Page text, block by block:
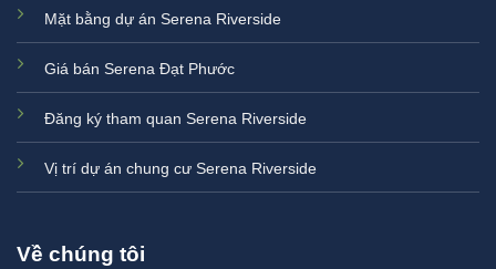
Mặt bằng dự án Serena Riverside
Giá bán Serena Đạt Phước
Đăng ký tham quan Serena Riverside
Vị trí dự án chung cư Serena Riverside
Về chúng tôi